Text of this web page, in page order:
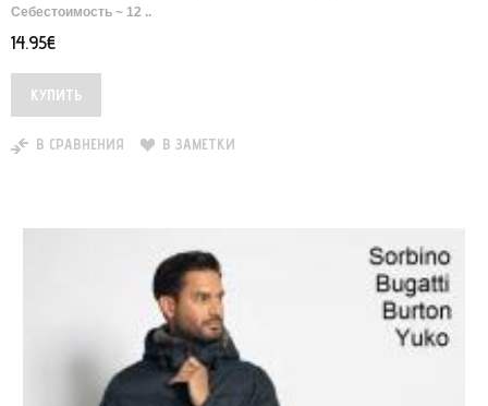
Себестоимость ~ 12 ..
14.95€
В СРАВНЕНИЯ В ЗАМЕТКИ